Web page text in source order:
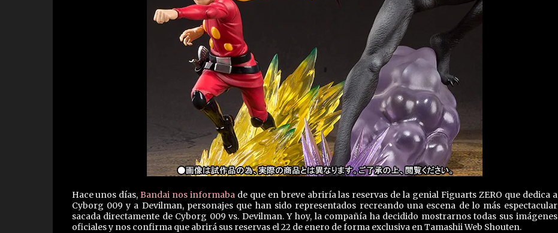
Hace unos días,Bandai nos informaba de que en breve abriría las reservas de la genial Figuarts ZERO que dedica a
Cyborg 009 y a Devilman, personajes que han sido representados recreando una escena de lo más espectacular
sacada directamente de Cyborg 009 vs. Devilman. Y hoy, la compañía ha decidido mostrarnos todas sus imágenes
oficiales y nos confirma que abrirá sus reservas el 22 de enero de forma exclusiva en Tamashii Web Shouten.